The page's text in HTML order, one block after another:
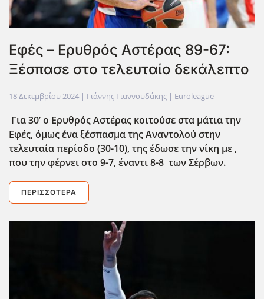
Εφές – Ερυθρός Αστέρας 89-67:
Ξέσπασε στο τελευταίο δεκάλεπτο
18 Δεκεμβρίου 2024 | Γιάννης Γιαννουδάκης | Euroleague
Για 30’ ο Ερυθρός Αστέρας κοιτούσε στα μάτια την
Εφές, όμως ένα ξέσπασμα της Αναντολού στην
τελευταία περίοδο (30-10), της έδωσε την νίκη με ,
που την φέρνει στο 9-7, έναντι 8-8 των Σέρβων.
ΠΕΡΙΣΣΌΤΕΡΑ